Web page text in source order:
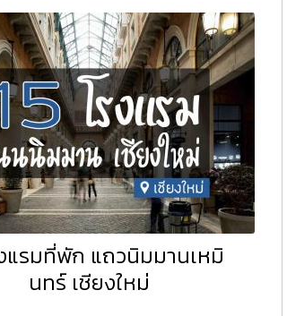
งแรมที่พัก แถวนิมมานเหมิ
นทร์ เชียงใหม่